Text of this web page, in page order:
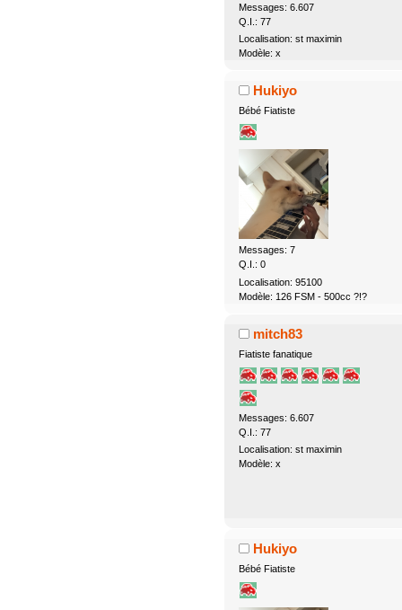
Messages: 6.607
Q.I.: 77
Localisation: st maximin
Modèle: x
Hukiyo
Bébé Fiatiste
Messages: 7
Q.I.: 0
Localisation: 95100
Modèle: 126 FSM - 500cc ?!?
mitch83
Fiatiste fanatique
Messages: 6.607
Q.I.: 77
Localisation: st maximin
Modèle: x
Hukiyo
Bébé Fiatiste